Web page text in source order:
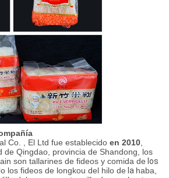
Co. , El Ltd fue establecido en 2010,
de Qingdao, provincia de Shandong, los
son tallarines de fideos y comida de los
los fideos de longkou del hilo de la haba,